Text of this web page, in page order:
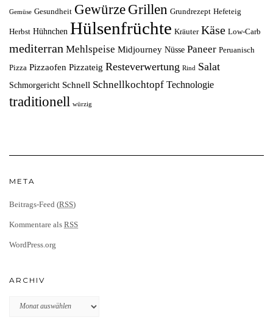
Gemüse Gesundheit Gewürze Grillen Grundrezept Hefeteig
Herbst Hühnchen Hülsenfrüchte Kräuter Käse Low-Carb
mediterran Mehlspeise Midjourney Nüsse Paneer Peruanisch
Pizza Pizzaofen Pizzateig Resteverwertung Rind Salat
Schmorgericht Schnell Schnellkochtopf Technologie
traditionell würzig
META
Beitrags-Feed (RSS)
Kommentare als RSS
WordPress.org
ARCHIV
Archiv